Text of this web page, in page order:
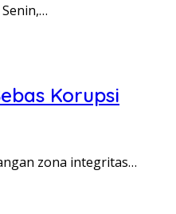
Korupsi
zona integritas…